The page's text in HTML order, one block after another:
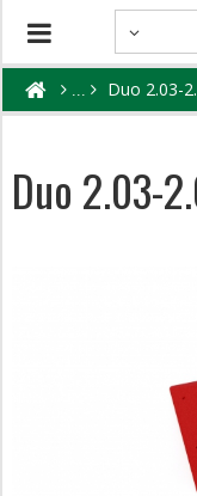
Duo 2.03-
Duo 2.03-